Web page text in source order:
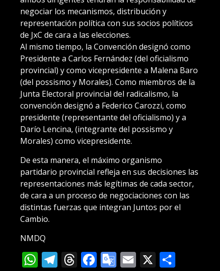
negociar los mecanismos, distribución y
representación política con sus socios políticos
de JxC de cara a las elecciones.
Al mismo tiempo, la Convención designó como
Presidente a Carlos Fernández (del oficialismo
provincial) y como vicepresidente a Malena Baro
(del possismo y Morales). Como miembros de la
Junta Electoral provincial del radicalismo, la
convención designó a Federico Carozzi, como
presidente (representante del oficialismo) y a
Darío Lencina, (integrante del possismo y
Morales) como vicepresidente.
De esta manera, el máximo organismo
partidario provincial refleja en sus decisiones las
representaciones más legítimas de cada sector,
de cara a un proceso de negociaciones con las
distintas fuerzas que integran Juntos por el
Cambio.
NMDQ
WhatsApp
Telegram
Threads
Facebook
Google
Email
X